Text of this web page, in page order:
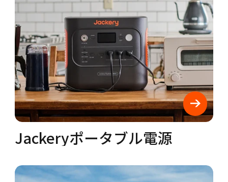
Jackeryポータブル電源